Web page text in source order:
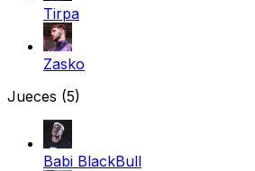
Tirpa
Zasko
Jueces (5)
Babi BlackBull